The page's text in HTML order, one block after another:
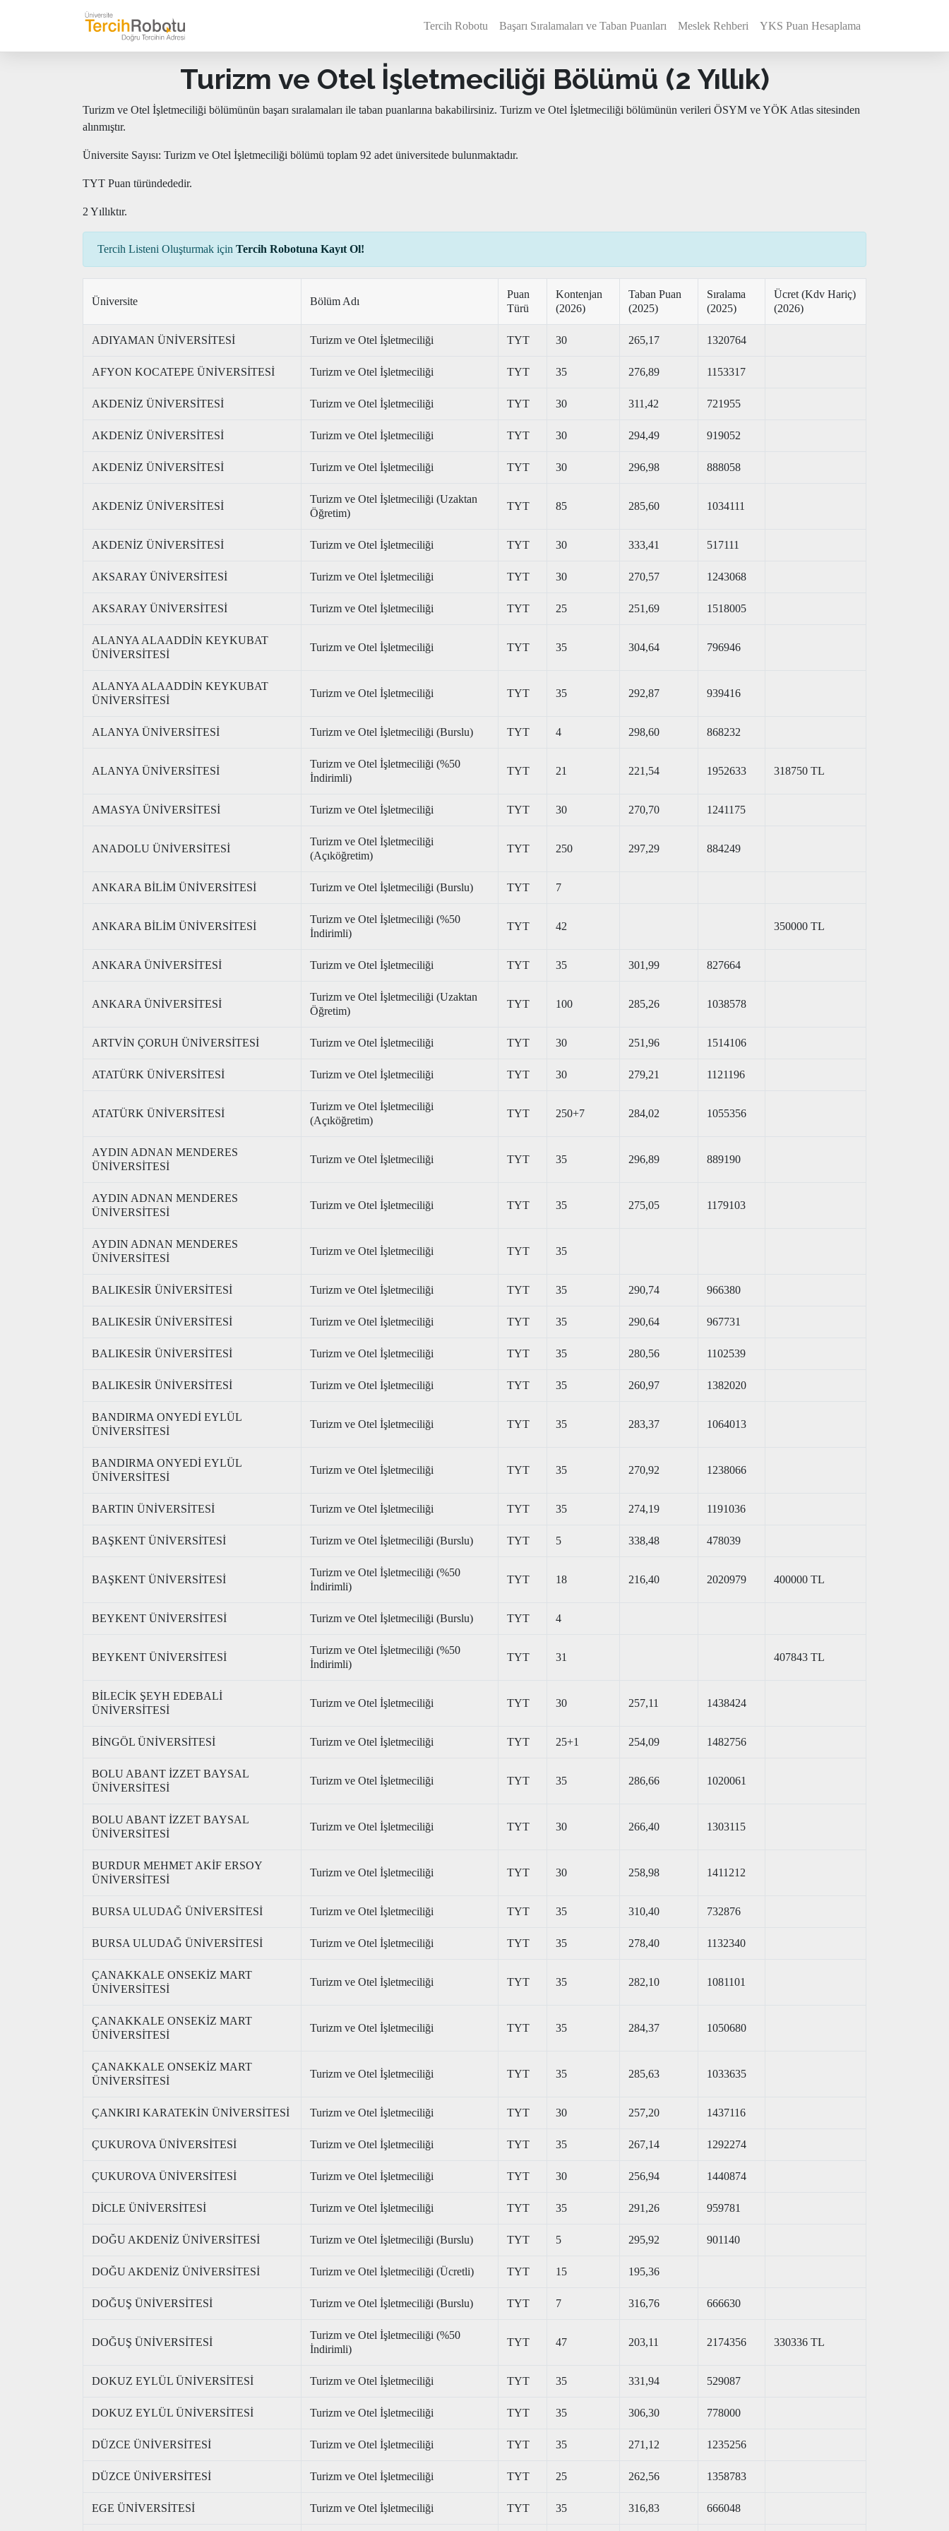
Tercih Robotu Başarı Sıralamaları ve Taban Puanları Meslek Rehberi YKS Puan Hesaplama
Turizm ve Otel İşletmeciliği Bölümü (2 Yıllık)
Turizm ve Otel İşletmeciliği bölümünün başarı sıralamaları ile taban puanlarına bakabilirsiniz. Turizm ve Otel İşletmeciliği bölümünün verileri ÖSYM ve YÖK Atlas sitesinden
alınmıştır.
Üniversite Sayısı: Turizm ve Otel İşletmeciliği bölümü toplam 92 adet üniversitede bulunmaktadır.
TYT Puan türündededir.
2 Yıllıktır.
Tercih Listeni Oluşturmak için Tercih Robotuna Kayıt Ol!
Üniversite Bölüm Adı
Puan
Türü
Kontenjan
(2026)
Taban Puan
(2025)
Sıralama
(2025)
Ücret (Kdv Hariç)
(2026)
ADIYAMAN ÜNİVERSİTESİ Turizm ve Otel İşletmeciliği TYT 30 265,17 1320764
AFYON KOCATEPE ÜNİVERSİTESİ Turizm ve Otel İşletmeciliği TYT 35 276,89 1153317
AKDENİZ ÜNİVERSİTESİ Turizm ve Otel İşletmeciliği TYT 30 311,42 721955
AKDENİZ ÜNİVERSİTESİ Turizm ve Otel İşletmeciliği TYT 30 294,49 919052
AKDENİZ ÜNİVERSİTESİ Turizm ve Otel İşletmeciliği TYT 30 296,98 888058
AKDENİZ ÜNİVERSİTESİ
Turizm ve Otel İşletmeciliği (Uzaktan
Öğretim)
TYT 85 285,60 1034111
AKDENİZ ÜNİVERSİTESİ Turizm ve Otel İşletmeciliği TYT 30 333,41 517111
AKSARAY ÜNİVERSİTESİ Turizm ve Otel İşletmeciliği TYT 30 270,57 1243068
AKSARAY ÜNİVERSİTESİ Turizm ve Otel İşletmeciliği TYT 25 251,69 1518005
ALANYA ALAADDİN KEYKUBAT
ÜNİVERSİTESİ
Turizm ve Otel İşletmeciliği TYT 35 304,64 796946
ALANYA ALAADDİN KEYKUBAT
ÜNİVERSİTESİ
Turizm ve Otel İşletmeciliği TYT 35 292,87 939416
ALANYA ÜNİVERSİTESİ Turizm ve Otel İşletmeciliği (Burslu) TYT 4 298,60 868232
ALANYA ÜNİVERSİTESİ
Turizm ve Otel İşletmeciliği (%50
İndirimli)
TYT 21 221,54 1952633 318750 TL
AMASYA ÜNİVERSİTESİ Turizm ve Otel İşletmeciliği TYT 30 270,70 1241175
ANADOLU ÜNİVERSİTESİ
Turizm ve Otel İşletmeciliği
(Açıköğretim)
TYT 250 297,29 884249
ANKARA BİLİM ÜNİVERSİTESİ Turizm ve Otel İşletmeciliği (Burslu) TYT 7
ANKARA BİLİM ÜNİVERSİTESİ
Turizm ve Otel İşletmeciliği (%50
İndirimli)
TYT 42 350000 TL
ANKARA ÜNİVERSİTESİ Turizm ve Otel İşletmeciliği TYT 35 301,99 827664
ANKARA ÜNİVERSİTESİ
Turizm ve Otel İşletmeciliği (Uzaktan
Öğretim)
TYT 100 285,26 1038578
ARTVİN ÇORUH ÜNİVERSİTESİ Turizm ve Otel İşletmeciliği TYT 30 251,96 1514106
ATATÜRK ÜNİVERSİTESİ Turizm ve Otel İşletmeciliği TYT 30 279,21 1121196
ATATÜRK ÜNİVERSİTESİ
Turizm ve Otel İşletmeciliği
(Açıköğretim)
TYT 250+7 284,02 1055356
AYDIN ADNAN MENDERES
ÜNİVERSİTESİ
Turizm ve Otel İşletmeciliği TYT 35 296,89 889190
AYDIN ADNAN MENDERES
ÜNİVERSİTESİ
Turizm ve Otel İşletmeciliği TYT 35 275,05 1179103
AYDIN ADNAN MENDERES
ÜNİVERSİTESİ
Turizm ve Otel İşletmeciliği TYT 35
BALIKESİR ÜNİVERSİTESİ Turizm ve Otel İşletmeciliği TYT 35 290,74 966380
BALIKESİR ÜNİVERSİTESİ Turizm ve Otel İşletmeciliği TYT 35 290,64 967731
BALIKESİR ÜNİVERSİTESİ Turizm ve Otel İşletmeciliği TYT 35 280,56 1102539
BALIKESİR ÜNİVERSİTESİ Turizm ve Otel İşletmeciliği TYT 35 260,97 1382020
BANDIRMA ONYEDİ EYLÜL
ÜNİVERSİTESİ
Turizm ve Otel İşletmeciliği TYT 35 283,37 1064013
BANDIRMA ONYEDİ EYLÜL
ÜNİVERSİTESİ
Turizm ve Otel İşletmeciliği TYT 35 270,92 1238066
BARTIN ÜNİVERSİTESİ Turizm ve Otel İşletmeciliği TYT 35 274,19 1191036
BAŞKENT ÜNİVERSİTESİ Turizm ve Otel İşletmeciliği (Burslu) TYT 5 338,48 478039
BAŞKENT ÜNİVERSİTESİ
Turizm ve Otel İşletmeciliği (%50
İndirimli)
TYT 18 216,40 2020979 400000 TL
BEYKENT ÜNİVERSİTESİ Turizm ve Otel İşletmeciliği (Burslu) TYT 4
BEYKENT ÜNİVERSİTESİ
Turizm ve Otel İşletmeciliği (%50
İndirimli)
TYT 31 407843 TL
BİLECİK ŞEYH EDEBALİ
ÜNİVERSİTESİ
Turizm ve Otel İşletmeciliği TYT 30 257,11 1438424
BİNGÖL ÜNİVERSİTESİ Turizm ve Otel İşletmeciliği TYT 25+1 254,09 1482756
BOLU ABANT İZZET BAYSAL
ÜNİVERSİTESİ
Turizm ve Otel İşletmeciliği TYT 35 286,66 1020061
BOLU ABANT İZZET BAYSAL
ÜNİVERSİTESİ
Turizm ve Otel İşletmeciliği TYT 30 266,40 1303115
BURDUR MEHMET AKİF ERSOY
ÜNİVERSİTESİ
Turizm ve Otel İşletmeciliği TYT 30 258,98 1411212
BURSA ULUDAĞ ÜNİVERSİTESİ Turizm ve Otel İşletmeciliği TYT 35 310,40 732876
BURSA ULUDAĞ ÜNİVERSİTESİ Turizm ve Otel İşletmeciliği TYT 35 278,40 1132340
ÇANAKKALE ONSEKİZ MART
ÜNİVERSİTESİ
Turizm ve Otel İşletmeciliği TYT 35 282,10 1081101
ÇANAKKALE ONSEKİZ MART
ÜNİVERSİTESİ
Turizm ve Otel İşletmeciliği TYT 35 284,37 1050680
ÇANAKKALE ONSEKİZ MART
ÜNİVERSİTESİ
Turizm ve Otel İşletmeciliği TYT 35 285,63 1033635
ÇANKIRI KARATEKİN ÜNİVERSİTESİ Turizm ve Otel İşletmeciliği TYT 30 257,20 1437116
ÇUKUROVA ÜNİVERSİTESİ Turizm ve Otel İşletmeciliği TYT 35 267,14 1292274
ÇUKUROVA ÜNİVERSİTESİ Turizm ve Otel İşletmeciliği TYT 30 256,94 1440874
DİCLE ÜNİVERSİTESİ Turizm ve Otel İşletmeciliği TYT 35 291,26 959781
DOĞU AKDENİZ ÜNİVERSİTESİ Turizm ve Otel İşletmeciliği (Burslu) TYT 5 295,92 901140
DOĞU AKDENİZ ÜNİVERSİTESİ Turizm ve Otel İşletmeciliği (Ücretli) TYT 15 195,36
DOĞUŞ ÜNİVERSİTESİ Turizm ve Otel İşletmeciliği (Burslu) TYT 7 316,76 666630
DOĞUŞ ÜNİVERSİTESİ
Turizm ve Otel İşletmeciliği (%50
İndirimli)
TYT 47 203,11 2174356 330336 TL
DOKUZ EYLÜL ÜNİVERSİTESİ Turizm ve Otel İşletmeciliği TYT 35 331,94 529087
DOKUZ EYLÜL ÜNİVERSİTESİ Turizm ve Otel İşletmeciliği TYT 35 306,30 778000
DÜZCE ÜNİVERSİTESİ Turizm ve Otel İşletmeciliği TYT 35 271,12 1235256
DÜZCE ÜNİVERSİTESİ Turizm ve Otel İşletmeciliği TYT 25 262,56 1358783
EGE ÜNİVERSİTESİ Turizm ve Otel İşletmeciliği TYT 35 316,83 666048